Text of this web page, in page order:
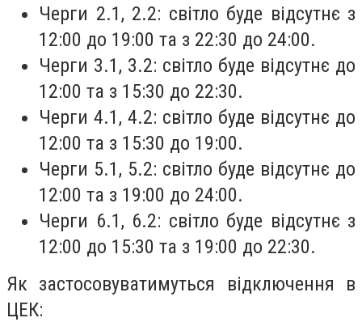
Черги 2.1, 2.2: світло буде відсутнє з
12:00 до 19:00 та з 22:30 до 24:00.
Черги 3.1, 3.2: світло буде відсутнє до
12:00 та з 15:30 до 22:30.
Черги 4.1, 4.2: світло буде відсутнє до
12:00 та з 15:30 до 19:00.
Черги 5.1, 5.2: світло буде відсутнє до
12:00 та з 19:00 до 24:00.
Черги 6.1, 6.2: світло буде відсутнє з
12:00 до 15:30 та з 19:00 до 22:30.
Як застосовуватимуться відключення в
ЦЕК: